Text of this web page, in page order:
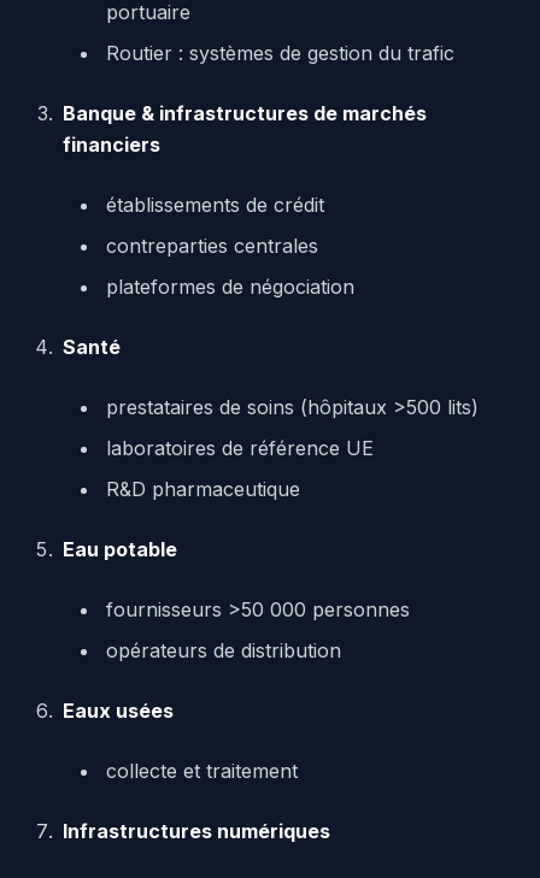
portuaire
Routier : systèmes de gestion du trafic
Banque & infrastructures de marchés
financiers
établissements de crédit
contreparties centrales
plateformes de négociation
Santé
prestataires de soins (hôpitaux >500 lits)
laboratoires de référence UE
R&D pharmaceutique
Eau potable
fournisseurs >50 000 personnes
opérateurs de distribution
Eaux usées
collecte et traitement
Infrastructures numériques